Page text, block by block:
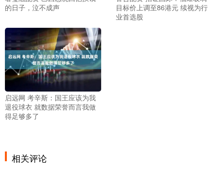
的日子，泣不成声
目标价上调至86港元 续视为行
业首选股
启远网 考辛斯：国王应该为我
退役球衣 就数据荣誉而言我做
得足够多了
相关评论